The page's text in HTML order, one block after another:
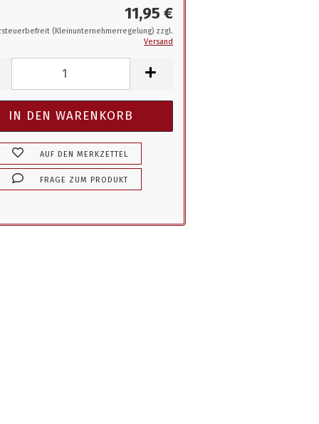
11,95 €
(Kleinunternehmerregelung) zzgl.
Versand
AUF DEN MERKZETTEL
FRAGE ZUM PRODUKT